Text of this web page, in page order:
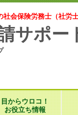
社会保険労務士（社労士
サポー
目からウロコ！
お役立ち情報